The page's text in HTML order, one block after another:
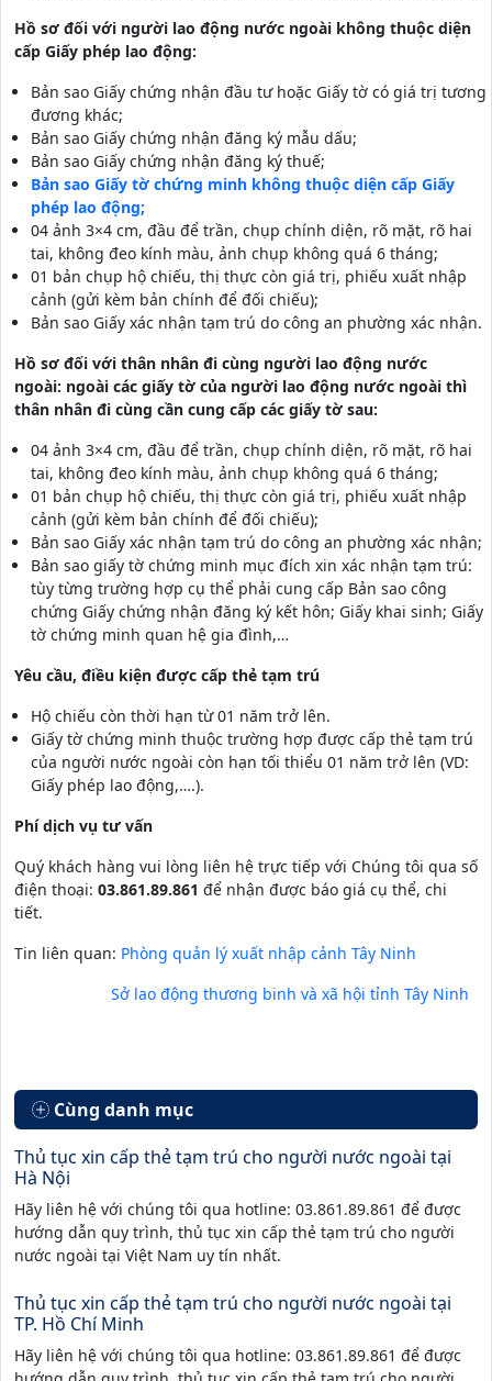
Hồ sơ đối với người lao động nước ngoài không thuộc diện
cấp Giấy phép lao động:
Bản sao Giấy chứng nhận đầu tư hoặc Giấy tờ có giá trị tương
đương khác;
Bản sao Giấy chứng nhận đăng ký mẫu dấu;
Bản sao Giấy chứng nhận đăng ký thuế;
Bản sao Giấy tờ chứng minh không thuộc diện cấp Giấy
phép lao động;
04 ảnh 3×4 cm, đầu để trần, chụp chính diện, rõ mặt, rõ hai
tai, không đeo kính màu, ảnh chụp không quá 6 tháng;
01 bản chụp hộ chiếu, thị thực còn giá trị, phiếu xuất nhập
cảnh (gửi kèm bản chính để đối chiếu);
Bản sao Giấy xác nhận tạm trú do công an phường xác nhận.
Hồ sơ đối với thân nhân đi cùng người lao động nước
ngoài: ngoài các giấy tờ của người lao động nước ngoài thì
thân nhân đi cùng cần cung cấp các giấy tờ sau:
04 ảnh 3×4 cm, đầu để trần, chụp chính diện, rõ mặt, rõ hai
tai, không đeo kính màu, ảnh chụp không quá 6 tháng;
01 bản chụp hộ chiếu, thị thực còn giá trị, phiếu xuất nhập
cảnh (gửi kèm bản chính để đối chiếu);
Bản sao Giấy xác nhận tạm trú do công an phường xác nhận;
Bản sao giấy tờ chứng minh mục đích xin xác nhận tạm trú:
tùy từng trường hợp cụ thể phải cung cấp Bản sao công
chứng Giấy chứng nhận đăng ký kết hôn; Giấy khai sinh; Giấy
tờ chứng minh quan hệ gia đình,…
Yêu cầu, điều kiện được cấp thẻ tạm trú
Hộ chiếu còn thời hạn từ 01 năm trở lên.
Giấy tờ chứng minh thuộc trường hợp được cấp thẻ tạm trú
của người nước ngoài còn hạn tối thiểu 01 năm trở lên (VD:
Giấy phép lao động,….).
Phí dịch vụ tư vấn
Quý khách hàng vui lòng liên hệ trực tiếp với Chúng tôi qua số
điện thoại: 03.861.89.861 để nhận được báo giá cụ thể, chi
tiết.
Tin liên quan: Phòng quản lý xuất nhập cảnh Tây Ninh
Sở lao động thương binh và xã hội tỉnh Tây Ninh
Cùng danh mục
Thủ tục xin cấp thẻ tạm trú cho người nước ngoài tại
Hà Nội
Hãy liên hệ với chúng tôi qua hotline: 03.861.89.861 để được
hướng dẫn quy trình, thủ tục xin cấp thẻ tạm trú cho người
nước ngoài tại Việt Nam uy tín nhất.
Thủ tục xin cấp thẻ tạm trú cho người nước ngoài tại
TP. Hồ Chí Minh
Hãy liên hệ với chúng tôi qua hotline: 03.861.89.861 để được